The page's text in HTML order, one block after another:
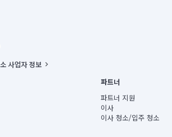
사업자 정보
호 : 291-87-00271 | 인허가번호 : 2016-3220163-14-5-00019 |
호 : 2024-서울종로-1400(공정거래위원회 정보) |
VICTOR COLUMBIA RHEE
울특별시 종로구 율곡로 6(중학동, 트윈트리빌딩) B동 5층
특별시 종로구 수송동 율곡로 24, 7층, 8층 미소
파트너
파트너 지원
이사
이사 청소/입주 청소